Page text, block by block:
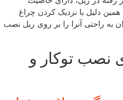
دلیل با نزدیک کردن چراغ
به راحتی آنرا را بر روی ریل نصب